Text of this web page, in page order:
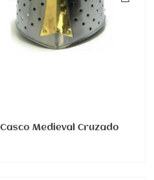
Casco Medieval Cruzado